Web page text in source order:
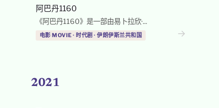
阿巴丹1160
《阿巴丹1160》是一部由易卜拉欣·...
电影 MOVIE · 时代剧 · 伊朗伊斯兰共和国 →
2021